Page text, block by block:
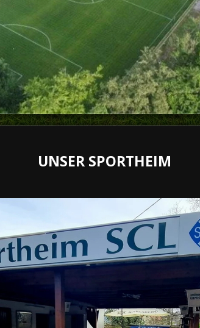
UNSER SPORTHEIM